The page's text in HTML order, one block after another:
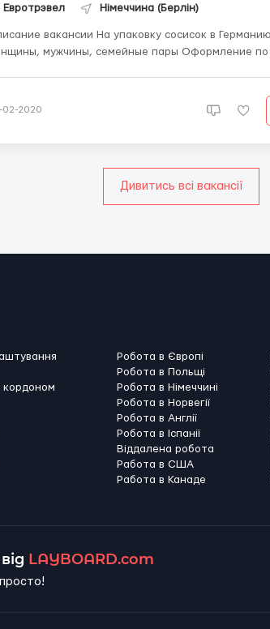
Евротрэвел Німеччина (Берлін)
вакансии На упаковку сосисок в Германию требуются
мужчины, семейные пары Оформление по ID картам, по
02-2020
Дивитись всі вакансії
Робота в Європі
Робота в Польщі
Робота в Німеччині
Робота в Норвегії
Робота в Англії
Робота в Іспанії
Віддалена робота
Работа в США
Работа в Канадe
LAYBOARD.com